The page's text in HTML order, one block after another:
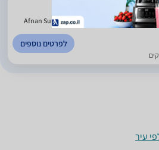
Afnan Supremacy Collector's Edition by
לפרטים נוספים
עיר